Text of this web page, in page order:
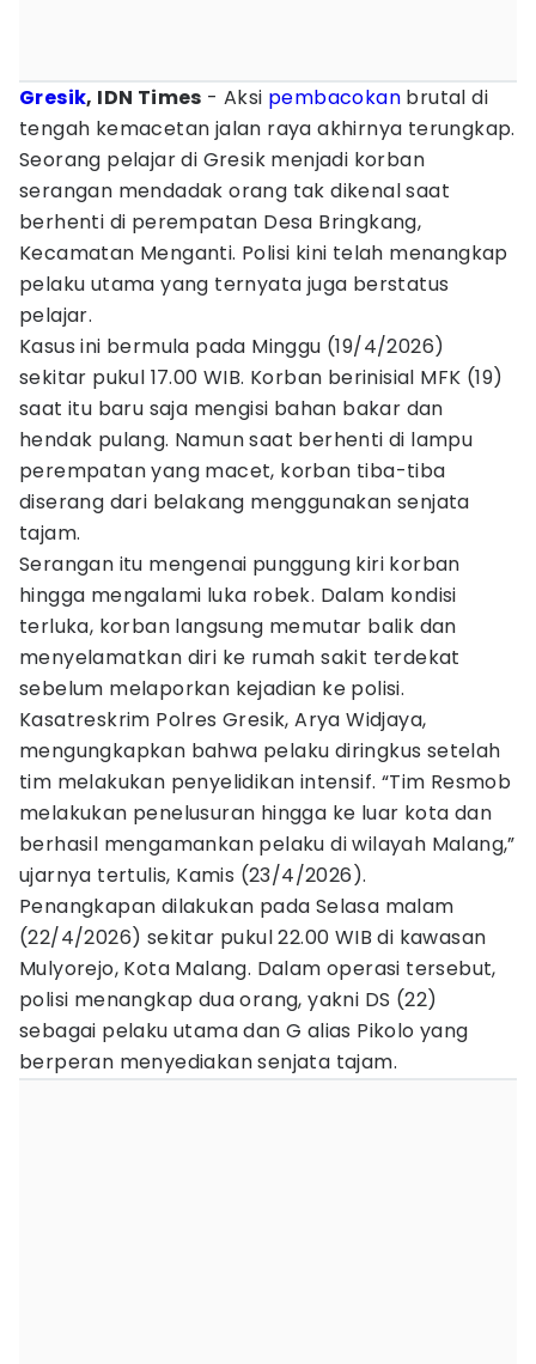
Gresik, IDN Times - Aksi pembacokan brutal di
tengah kemacetan jalan raya akhirnya terungkap.
Seorang pelajar di Gresik menjadi korban
serangan mendadak orang tak dikenal saat
berhenti di perempatan Desa Bringkang,
Kecamatan Menganti. Polisi kini telah menangkap
pelaku utama yang ternyata juga berstatus
pelajar.
Kasus ini bermula pada Minggu (19/4/2026)
sekitar pukul 17.00 WIB. Korban berinisial MFK (19)
saat itu baru saja mengisi bahan bakar dan
hendak pulang. Namun saat berhenti di lampu
perempatan yang macet, korban tiba-tiba
diserang dari belakang menggunakan senjata
tajam.
Serangan itu mengenai punggung kiri korban
hingga mengalami luka robek. Dalam kondisi
terluka, korban langsung memutar balik dan
menyelamatkan diri ke rumah sakit terdekat
sebelum melaporkan kejadian ke polisi.
Kasatreskrim Polres Gresik, Arya Widjaya,
mengungkapkan bahwa pelaku diringkus setelah
tim melakukan penyelidikan intensif. “Tim Resmob
melakukan penelusuran hingga ke luar kota dan
berhasil mengamankan pelaku di wilayah Malang,”
ujarnya tertulis, Kamis (23/4/2026).
Penangkapan dilakukan pada Selasa malam
(22/4/2026) sekitar pukul 22.00 WIB di kawasan
Mulyorejo, Kota Malang. Dalam operasi tersebut,
polisi menangkap dua orang, yakni DS (22)
sebagai pelaku utama dan G alias Pikolo yang
berperan menyediakan senjata tajam.